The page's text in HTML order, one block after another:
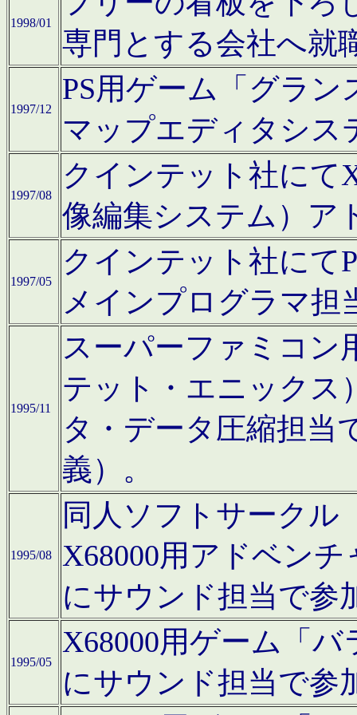
1998/01
専門とする会社へ就
1997/12
PS用ゲーム「グラン
マップエディタシス
1997/08
クインテット社にて
像編集システム）ア
1997/05
クインテット社にて
メインプログラマ担
1995/11
スーパーファミコン
テット・エニックス
タ・データ圧縮担当
義）。
1995/08
同人ソフトサークル
X68000用アドベン
にサウンド担当で参
1995/05
X68000用ゲーム「
にサウンド担当で参